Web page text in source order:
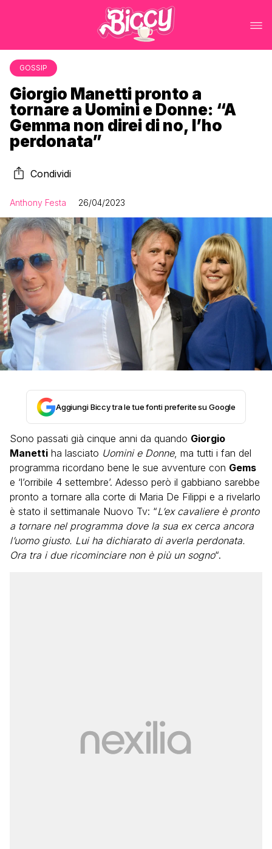
GOSSIP
Giorgio Manetti pronto a
tornare a Uomini e Donne: “A
Gemma non direi di no, l’ho
perdonata”
Condividi
Anthony Festa 26/04/2023
Aggiungi Biccy tra le tue fonti preferite su Google
Sono passati già cinque anni da quando Giorgio
Manetti ha lasciato Uomini e Donne, ma tutti i fan del
programma ricordano bene le sue avventure con Gems
e ‘l’orribile 4 settembre’. Adesso però il gabbiano sarebbe
pronto a tornare alla corte di Maria De Filippi e a rivelarlo
è stato il settimanale Nuovo Tv: “L’ex cavaliere è pronto
a tornare nel programma dove la sua ex cerca ancora
l’uomo giusto. Lui ha dichiarato di averla perdonata.
Ora tra i due ricominciare non è più un sogno“.